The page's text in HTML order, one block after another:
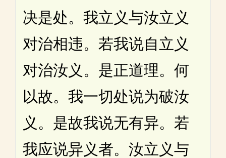
决是处。我立义与汝立义
对治相违。若我说自立义
对治汝义。是正道理。何
以故。我一切处说为破汝
义。是故我说无有异。若
我应说异义者。汝立义与